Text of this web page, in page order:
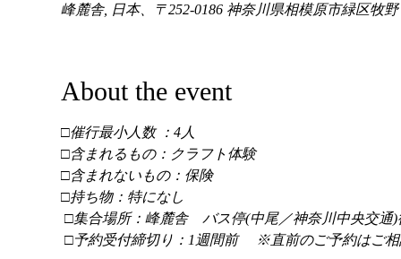
峰麓舎, 日本、〒252-0186 神奈川県相模原市緑区牧
About the event
□催行最小人数 ：4人
□含まれるもの：クラフト体験
□含まれないもの：保険
□持ち物：特になし
□集合場所：峰麓舎　バス停(中尾／神奈川中央交通)
□予約受付締切り：1週間前 　※直前のご予約はご